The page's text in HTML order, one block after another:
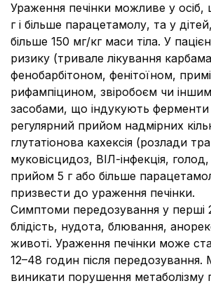
Ураження печінки можливе у
г і більше парацетамолу, та у
більше 150 мг/кг маси тіла. У
ризику (тривале лікування
фенобарбітоном, фенітоїном,
рифампіцином, звіробоєм чи
засобами, що індукують ферменти
регулярний прийом надмірних
глутатіонова кахексія (розлади
муковісцидоз, ВІЛ-інфекція, голод,
прийом 5 г або більше
призвести до ураження печінки.
Симптоми передозування у перші
блідість, нудота, блювання,
животі. Ураження печінки може
12–48 годин після
виникати порушення метаболізму